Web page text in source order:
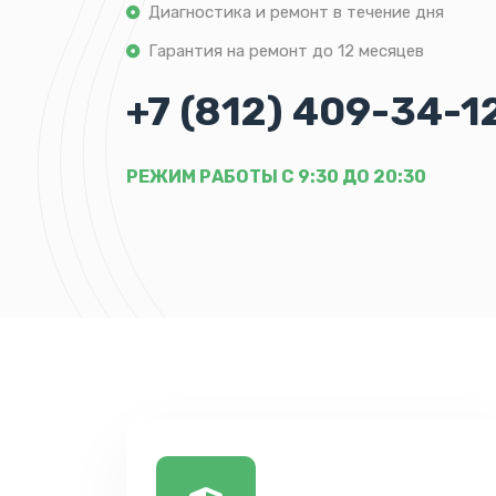
Диагностика и ремонт в течение дня
Гарантия на ремонт до 12 месяцев
+7 (812) 409-34-
РЕЖИМ РАБОТЫ С 9:30 ДО 20:30